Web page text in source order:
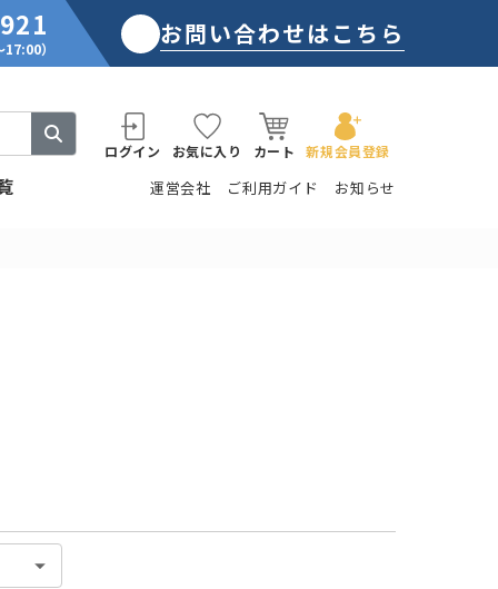
） お問い合わせはこちら
ログイン お気に入り カート 新規会員登録
運営会社 ご利用ガイド お知らせ